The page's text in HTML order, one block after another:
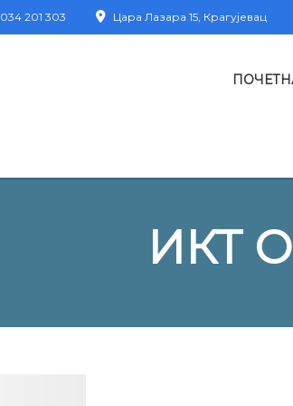
Цара Лазара 15, Крагујевац
034 201 303
ИКТ